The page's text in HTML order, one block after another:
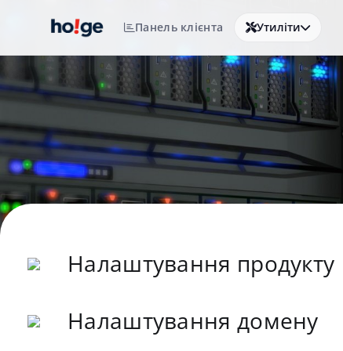
Панель клієнта Утиліти
Налаштування продукту
Налаштування домену